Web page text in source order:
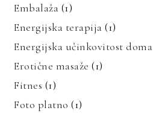
Embalaža (1)
Energijska terapija (1)
Energijska učinkovitost doma
Erotične masaže (1)
Fitnes (1)
Foto platno (1)